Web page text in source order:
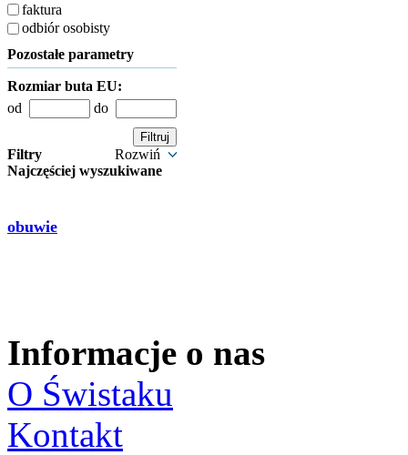
faktura
odbiór osobisty
Pozostałe parametry
Rozmiar buta EU:
od
do
Filtry
Rozwiń
Najczęściej wyszukiwane
obuwie
Informacje o nas
O Świstaku
Kontakt